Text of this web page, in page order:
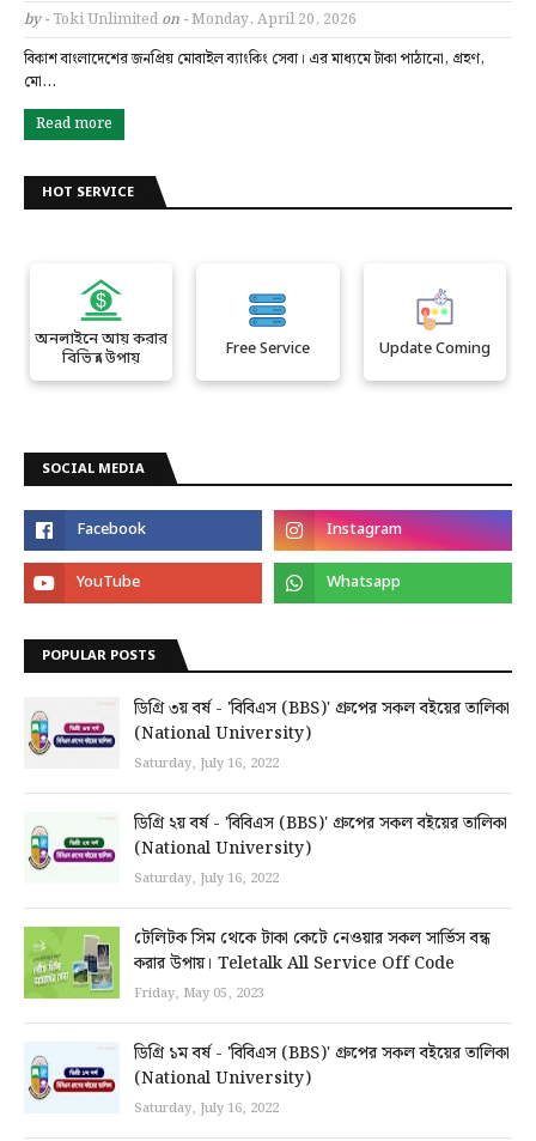
by - Toki Unlimited on -Monday, April 20, 2026
বিকাশ বাংলাদেশের জনপ্রিয় মোবাইল ব্যাংকিং সেবা। এর মাধ্যমে টাকা পাঠানো, গ্রহণ,
মো…
Read more
HOT SERVICE
অনলাইনে আয় করার
বিভিন্ন উপায়
Free Service Update Coming
SOCIAL MEDIA
POPULAR POSTS
ডিগ্রি ৩য় বর্ষ - 'বিবিএস (BBS)' গ্রুপের সকল বইয়ের তালিকা
(National University)
Saturday, July 16, 2022
ডিগ্রি ২য় বর্ষ - 'বিবিএস (BBS)' গ্রুপের সকল বইয়ের তালিকা
(National University)
Saturday, July 16, 2022
টেলিটক সিম থেকে টাকা কেটে নেওয়ার সকল সার্ভিস বন্ধ
করার উপায়। Teletalk All Service Off Code
Friday, May 05, 2023
ডিগ্রি ১ম বর্ষ - 'বিবিএস (BBS)' গ্রুপের সকল বইয়ের তালিকা
(National University)
Saturday, July 16, 2022